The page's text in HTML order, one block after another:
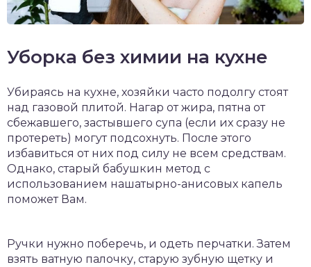
Уборка без химии на кухне
Убираясь на кухне, хозяйки часто подолгу стоят
над газовой плитой. Нагар от жира, пятна от
сбежавшего, застывшего супа (если их сразу не
протереть) могут подсохнуть. После этого
избавиться от них под силу не всем средствам.
Однако, старый бабушкин метод с
использованием нашатырно-анисовых капель
поможет Вам.
Ручки нужно поберечь, и одеть перчатки. Затем
взять ватную палочку, старую зубную щетку и